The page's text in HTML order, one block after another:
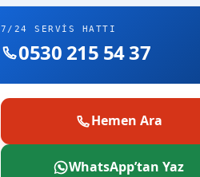
7/24 SERVIS HATTI
0530 215 54 37
Hemen Ara
WhatsApp’tan Yaz